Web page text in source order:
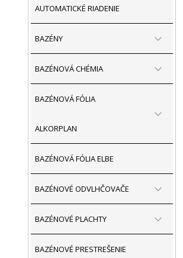
AUTOMATICKÉ RIADENIE
BAZÉNY
BAZÉNOVÁ CHÉMIA
BAZÉNOVÁ FÓLIA
ALKORPLAN
BAZÉNOVÁ FÓLIA ELBE
BAZÉNOVÉ ODVLHČOVAČE
BAZÉNOVÉ PLACHTY
BAZÉNOVÉ PRESTREŠENIE